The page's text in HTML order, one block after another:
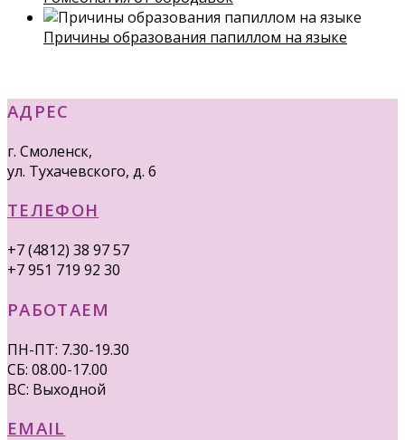
Причины образования папиллом на языке
АДРЕС
г. Смоленск,
ул. Тухачевского, д. 6
ТЕЛЕФОН
+7 (4812) 38 97 57
+7 951 719 92 30
РАБОТАЕМ
ПН-ПТ: 7.30-19.30
СБ: 08.00-17.00
ВС: Выходной
EMAIL